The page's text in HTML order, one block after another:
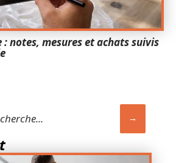
: notes, mesures et achats suivis